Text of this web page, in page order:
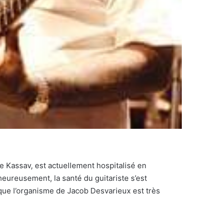
est actuellement hospitalisé en
la santé du guitariste s’est
l’organisme de Jacob Desvarieux est très